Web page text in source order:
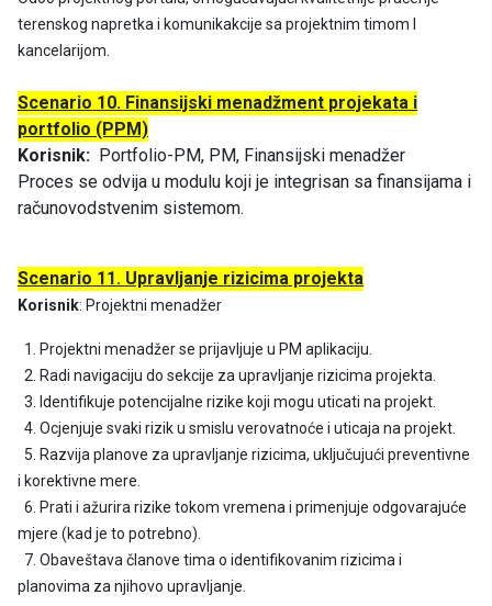
terenskog napretka i komunikakcije sa projektnim timom I
kancelarijom.
Scenario 10. Finansijski menadžment projekata i
portfolio (PPM)
Korisnik: Portfolio-PM, PM, Finansijski menadžer
Proces se odvija u modulu koji je integrisan sa finansijama i
računovodstvenim sistemom.
Scenario 11. Upravljanje rizicima projekta
Korisnik: Projektni menadžer
1. Projektni menadžer se prijavljuje u PM aplikaciju.
2. Radi navigaciju do sekcije za upravljanje rizicima projekta.
3. Identifikuje potencijalne rizike koji mogu uticati na projekt.
4. Ocjenjuje svaki rizik u smislu verovatnoće i uticaja na projekt.
5. Razvija planove za upravljanje rizicima, uključujući preventivne
i korektivne mere.
6. Prati i ažurira rizike tokom vremena i primenjuje odgovarajuće
mjere (kad je to potrebno).
7. Obaveštava članove tima o identifikovanim rizicima i
planovima za njihovo upravljanje.